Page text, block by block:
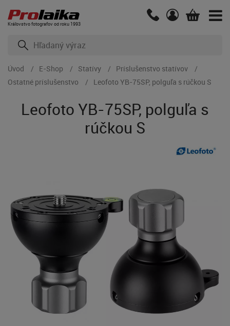
Kráľovstvo fotografov od roku 1993
Úvod E-Shop Statívy
Príslušenstvo statívov
Ostatné príslušenstvo
Leofoto YB-75SP, polguľa s rúčkou S
Leofoto YB-75SP, polguľa s
rúčkou S